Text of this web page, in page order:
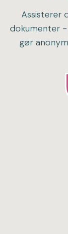
Assisterer
dokumenter
gør